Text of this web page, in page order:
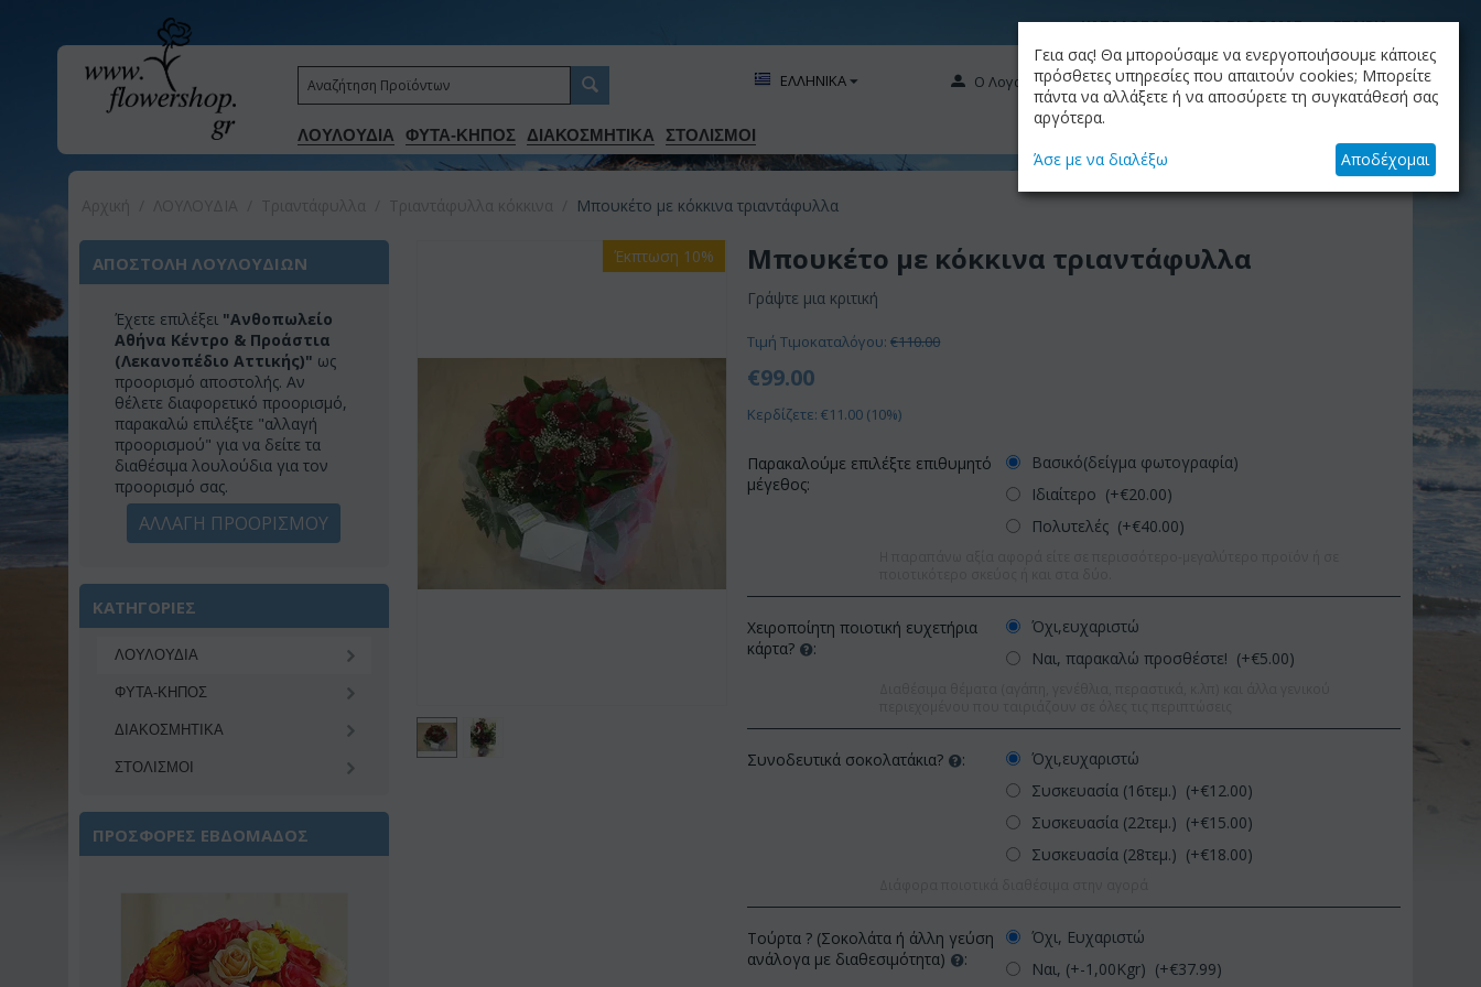
ΚΑΤΑΛΟΓΟΣ ΤΟ BLOG ΜΑΣ ΕΤΑΙΡΙΑ
ΛΟΥΛΟΥΔΙΑ ΦΥΤΑ-ΚΗΠΟΣ ΔΙΑΚΟΣΜΗΤΙΚA ΣΤΟΛΙΣΜΟΙ
Ο Λογαριασμός μου
ΕΛΛΗΝΙΚΑ
+30.210.9319884
ΚΑΛΆΘΙ
Το καλάθι είναι άδειο
Μπουκέτο με κόκκινα τριαντάφυλλα
ΑΠΟΣΤΟΛΗ ΛΟΥΛΟΥΔΙΩΝ
Έχετε επιλέξει "Ανθοπωλείο
Αθήνα Κέντρο & Προάστια
(Λεκανοπέδιο Αττικής)" ως
προορισμό αποστολής. Αν
θέλετε διαφορετικό προορισμό,
παρακαλώ επιλέξτε "αλλαγή
προορισμού" για να δείτε τα
διαθέσιμα λουλούδια για τον
προορισμό σας.
ΑΛΛΑΓΗ ΠΡΟΟΡΙΣΜΟΥ
ΚΑΤΗΓΟΡΙΕΣ
ΛΟΥΛΟΥΔΙΑ
ΦΥΤΑ-ΚΗΠΟΣ
ΔΙΑΚΟΣΜΗΤΙΚA
ΣΤΟΛΙΣΜΟΙ
ΠΡΟΣΦΟΡΕΣ ΕΒΔΟΜΑΔΟΣ
Έκπτωση 11%
Έκπτωση 10% Μπουκέτο με κόκκινα τριαντάφυλλα
Γράψτε μια κριτική
Τιμή Τιμοκαταλόγου: €110.00
€99.00
Κερδίζετε: €11.00 (10%)
Παρακαλούμε επιλέξτε επιθυμητό
μέγεθος:
Βασικό(δείγμα φωτογραφία)
Ιδιαίτερο (+€20.00)
Πολυτελές (+€40.00)
Χειροποίητη ποιοτική ευχετήρια
κάρτα?
:
Όχι,ευχαριστώ
Ναι, παρακαλώ προσθέστε! (+€5.00)
Συνοδευτικά σοκολατάκια? :
Όχι,ευχαριστώ
Συσκευασία (16τεμ.) (+€12.00)
Συσκευασία (22τεμ.) (+€15.00)
Συσκευασία (28τεμ.) (+€18.00)
Τούρτα ? (Σοκολάτα ή άλλη γεύση
ανάλογα με διαθεσιμότητα)
:
Όχι, Ευχαριστώ
Ναι, (+-1,00Kgr) (+€37.99)
Γεια σας! Θα μπορούσαμε να ενεργοποιήσουμε κάποιες
πρόσθετες υπηρεσίες που απαιτούν cookies; Μπορείτε
πάντα να αλλάξετε ή να αποσύρετε τη συγκατάθεσή σας
αργότερα.
Άσε με να διαλέξω Αποδέχομαι